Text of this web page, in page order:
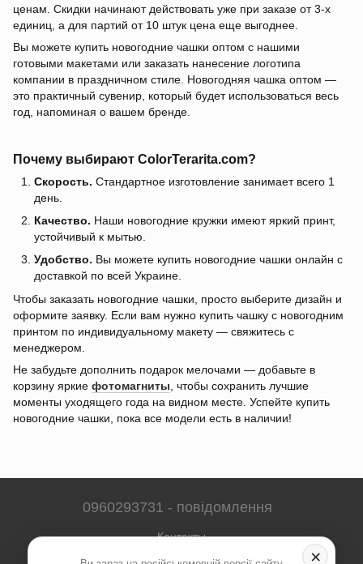
ценам. Скидки начинают действовать уже при заказе от 3-х
единиц, а для партий от 10 штук цена еще выгоднее.
Вы можете купить новогодние чашки оптом с нашими
готовыми макетами или заказать нанесение логотипа
компании в праздничном стиле. Новогодняя чашка оптом —
это практичный сувенир, который будет использоваться весь
год, напоминая о вашем бренде.
Почему выбирают ColorTerarita.com?
Скорость. Стандартное изготовление занимает всего 1
день.
Качество. Наши новогодние кружки имеют яркий принт,
устойчивый к мытью.
Удобство. Вы можете купить новогодние чашки онлайн с
доставкой по всей Украине.
Чтобы заказать новогодние чашки, просто выберите дизайн и
оформите заявку. Если вам нужно купить чашку с новогодним
принтом по индивидуальному макету — свяжитесь с
менеджером.
Не забудьте дополнить подарок мелочами — добавьте в
корзину яркие фотомагниты , чтобы сохранить лучшие
моменты уходящего года на видном месте. Успейте купить
новогодние чашки, пока все модели есть в наличии!
0960293731 - повідомлення
Контакты
×